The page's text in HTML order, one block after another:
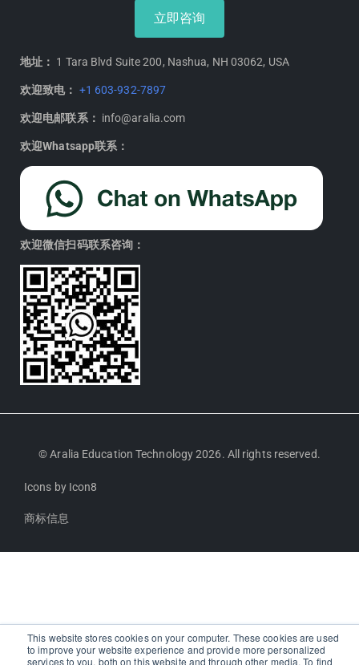
This website stores cookies on your computer. These cookies are used
to improve your website experience and provide more personalized
services to you, both on this website and through other media. To find
立即咨询
地址： 1 Tara Blvd Suite 200, Nashua, NH 03062, USA
欢迎致电： +1 603-932-7897
欢迎电邮联系： info@aralia.com
欢迎Whatsapp联系：
欢迎微信扫码联系咨询：
© Aralia Education Technology 2026. All rights reserved.
Icons by Icon8
商标信息